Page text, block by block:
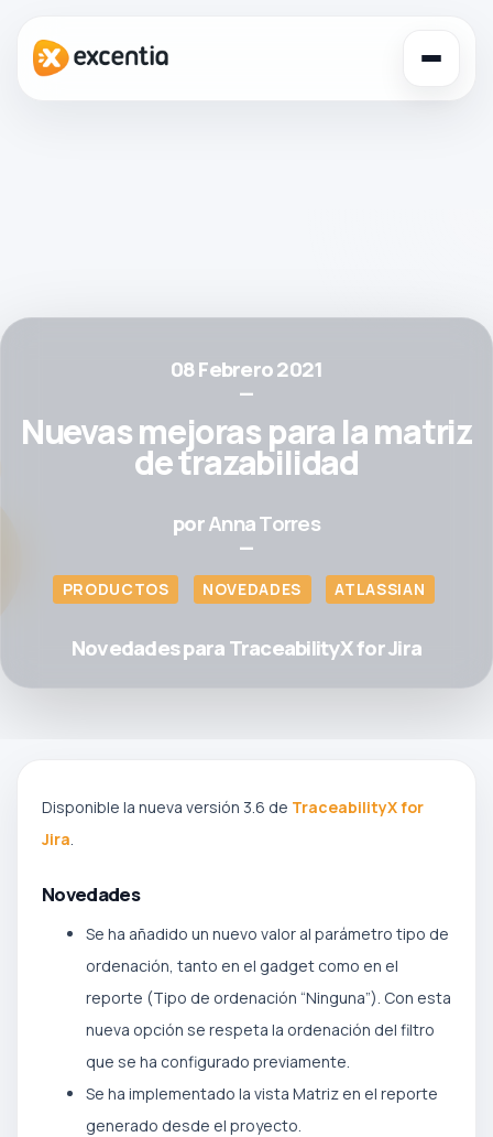
08 Febrero 2021
—
Nuevas mejoras para la matriz
de trazabilidad
porAnna Torres
—
PRODUCTOS NOVEDADES ATLASSIAN
Novedades para TraceabilityX for Jira
Disponible la nueva versión 3.6 de TraceabilityX for
Jira.
Novedades
Se ha añadido un nuevo valor al parámetro tipo de
ordenación, tanto en el gadget como en el
reporte (Tipo de ordenación “Ninguna”). Con esta
nueva opción se respeta la ordenación del filtro
que se ha configurado previamente.
Se ha implementado la vista Matriz en el reporte
generado desde el proyecto.